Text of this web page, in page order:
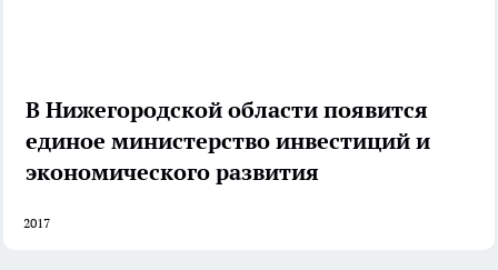
В Нижегородской области появится
единое министерство инвестиций и
экономического развития
2017